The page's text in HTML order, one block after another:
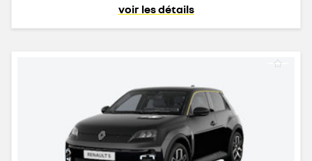
voir les détails